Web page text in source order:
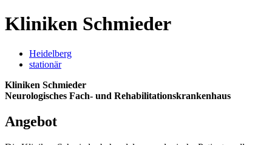
Kliniken Schmieder
Heidelberg
stationär
Kliniken Schmieder
Neurologisches Fach- und Rehabilitationskrankenhaus
Angebot